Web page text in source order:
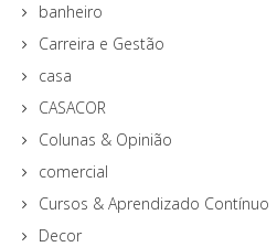
banheiro
Carreira e Gestão
casa
CASACOR
Colunas & Opinião
comercial
Cursos & Aprendizado Contínuo
Decor